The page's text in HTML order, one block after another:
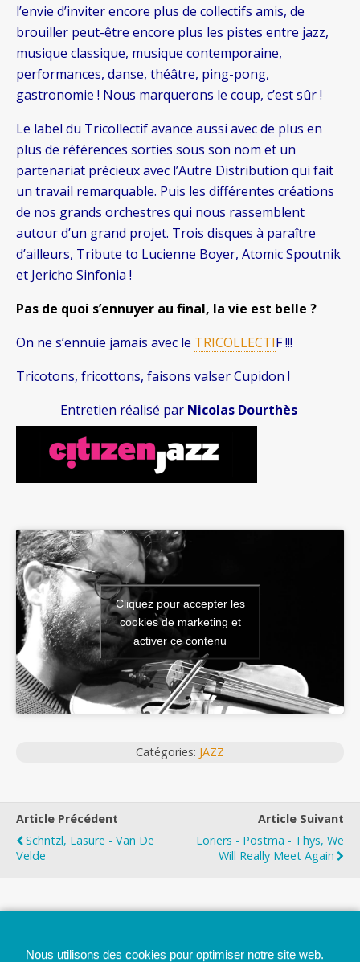
l’envie d’inviter encore plus de collectifs amis, de
brouiller peut-être encore plus les pistes entre jazz,
musique classique, musique contemporaine,
performances, danse, théâtre, ping-pong,
gastronomie ! Nous marquerons le coup, c’est sûr !
Le label du Tricollectif avance aussi avec de plus en
plus de références sorties sous son nom et un
partenariat précieux avec l’Autre Distribution qui fait
un travail remarquable. Puis les différentes créations
de nos grands orchestres qui nous rassemblent
autour d’un grand projet. Trois disques à paraître
d’ailleurs, Tribute to Lucienne Boyer, Atomic Spoutnik
et Jericho Sinfonia !
Pas de quoi s’ennuyer au final, la vie est belle ?
On ne s’ennuie jamais avec le TRICOLLECTIF !!!
Tricotons, fricottons, faisons valser Cupidon !
Entretien réalisé par Nicolas Dourthès
Cliquez pour accepter les
cookies de marketing et
activer ce contenu
Catégories: JAZZ
Article Précédent
Schntzl, Lasure - Van De
Velde
Article Suivant
Loriers - Postma - Thys, We
Will Really Meet Again
Nous utilisons des cookies pour optimiser notre site web.